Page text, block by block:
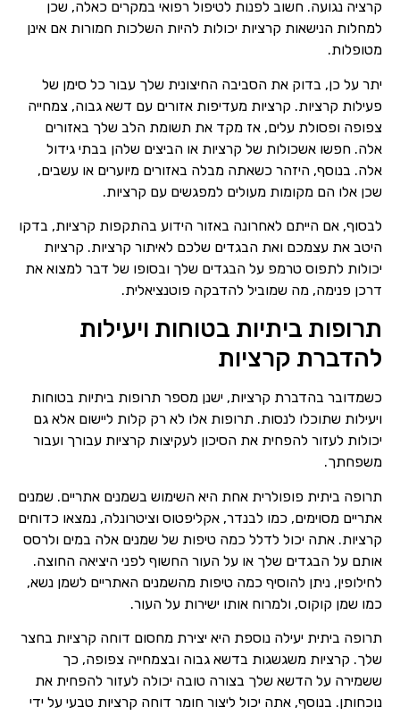
קרציה נגועה. חשוב לפנות לטיפול רפואי במקרים כאלה, שכן
למחלות הנישאות קרציות יכולות להיות השלכות חמורות אם אינן
מטופלות.
יתר על כן, בדוק את הסביבה החיצונית שלך עבור כל סימן של
פעילות קרציות. קרציות מעדיפות אזורים עם דשא גבוה, צמחייה
צפופה ופסולת עלים, אז מקד את תשומת הלב שלך באזורים
אלה. חפשו אשכולות של קרציות או הביצים שלהן בבתי גידול
אלה. בנוסף, היזהר כשאתה מבלה באזורים מיוערים או עשבים,
שכן אלו הם מקומות מעולים למפגשים עם קרציות.
לבסוף, אם הייתם לאחרונה באזור הידוע בהתקפות קרציות, בדקו
היטב את עצמכם ואת הבגדים שלכם לאיתור קרציות. קרציות
יכולות לתפוס טרמפ על הבגדים שלך ובסופו של דבר למצוא את
דרכן פנימה, מה שמוביל להדבקה פוטנציאלית.
תרופות ביתיות בטוחות ויעילות
להדברת קרציות
כשמדובר בהדברת קרציות, ישנן מספר תרופות ביתיות בטוחות
ויעילות שתוכלו לנסות. תרופות אלו לא רק קלות ליישום אלא גם
יכולות לעזור להפחית את הסיכון לעקיצות קרציות עבורך ועבור
משפחתך.
תרופה ביתית פופולרית אחת היא השימוש בשמנים אתריים. שמנים
אתריים מסוימים, כמו לבנדר, אקליפטוס וציטרונלה, נמצאו כדוחים
קרציות. אתה יכול לדלל כמה טיפות של שמנים אלה במים ולרסס
אותם על הבגדים שלך או על העור החשוף לפני היציאה החוצה.
לחילופין, ניתן להוסיף כמה טיפות מהשמנים האתריים לשמן נשא,
כמו שמן קוקוס, ולמרוח אותו ישירות על העור.
תרופה ביתית יעילה נוספת היא יצירת מחסום דוחה קרציות בחצר
שלך. קרציות משגשגות בדשא גבוה ובצמחייה צפופה, כך
ששמירה על הדשא שלך בצורה טובה יכולה לעזור להפחית את
נוכחותן. בנוסף, אתה יכול ליצור חומר דוחה קרציות טבעי על ידי